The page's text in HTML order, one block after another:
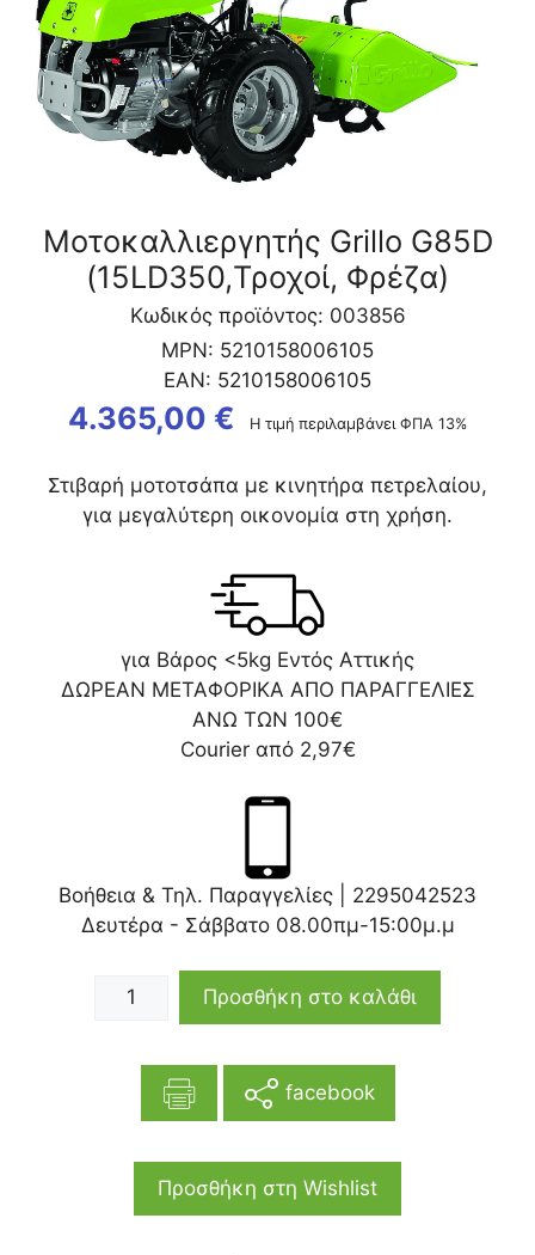
Μοτοκαλλιεργητής Grillo G85D
(15LD350,Τροχοί, Φρέζα)
Κωδικός προϊόντος: 003856
MPN: 5210158006105
EAN: 5210158006105
4.365,00 € Η τιμή περιλαμβάνει ΦΠΑ 13%
Στιβαρή μοτοτσάπα με κινητήρα πετρελαίου,
για μεγαλύτερη οικονομία στη χρήση.
για Βάρος <5kg Εντός Αττικής
ΔΩΡΕΑΝ ΜΕΤΑΦΟΡΙΚΑ ΑΠΟ ΠΑΡΑΓΓΕΛΙΕΣ
ΑΝΩ ΤΩΝ 100€
Courier από 2,97€
Βοήθεια & Τηλ. Παραγγελίες | 2295042523
Δευτέρα - Σάββατο 08.00πμ-15:00μ.μ
Προσθήκη στο καλάθι
facebook
Προσθήκη στη Wishlist